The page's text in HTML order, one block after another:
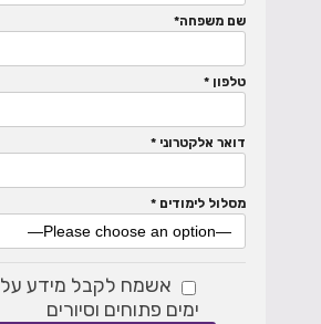
שם משפחה*
טלפון *
דואר אלקטרוני *
מסלול לימודים *
אשמח לקבל מידע על
ימים פתוחים וסיורים